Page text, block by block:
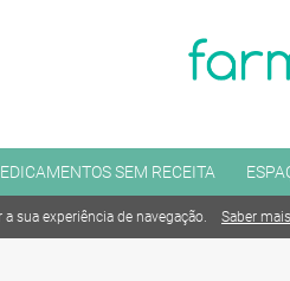
SEM RECEITA
sua experiência de navegação. Saber mais